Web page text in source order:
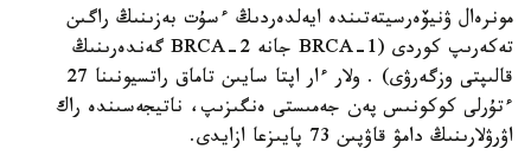
مونرەال ۋنيۆەرسيتەتىندە ايەلدەردىڭ ءسۇت بەزىنىڭ راگىن
تەكەرىپ كوردى (BRCA-1 جانە BRCA-2 گەندەرىنىڭ
قالىپتى وزگەرۋى) . ولار ءار اپتا سايىن تاماق راتسيونىنا 27
ءتۇرلى كوكونىس پەن جەمىستى ەنگىزىپ، ناتيجەسىندە راك
اۋرۋلارىنىڭ دامۋ قاۋپىن 73 پايىزعا ازايدى.